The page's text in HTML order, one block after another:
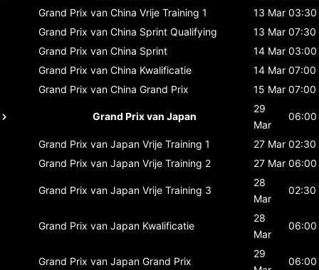
Grand Prix van China Vrije Training 1 13 Mar 03:30
Grand Prix van China Sprint Qualifying 13 Mar 07:30
Grand Prix van China Sprint 14 Mar 03:00
Grand Prix van China Kwalificatie 14 Mar 07:00
Grand Prix van China Grand Prix 15 Mar 07:00
Grand Prix van Japan
29
Mar
06:00
Grand Prix van Japan Vrije Training 1 27 Mar 02:30
Grand Prix van Japan Vrije Training 2 27 Mar 06:00
Grand Prix van Japan Vrije Training 3
28
Mar
02:30
Grand Prix van Japan Kwalificatie
28
Mar
06:00
Grand Prix van Japan Grand Prix
29
06:00